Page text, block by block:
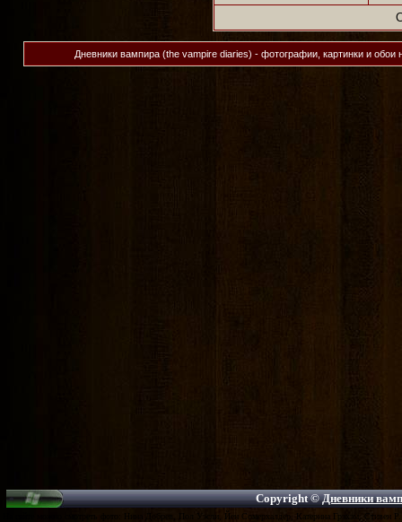
Дневники вампира (the vampire diaries) - фотографии, картинки и обои
Copyright ©Дневники
На сайте можно смотреть фото: Нина Добрев, Пол Уэсли, Йен Сомерхалдер, Катерина Грэхэм,